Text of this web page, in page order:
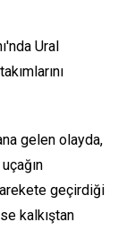
Ural
gelen olayda,
geçirdiği
kalkıştan